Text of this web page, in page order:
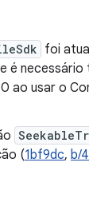
foi
é
ao usar o
(1bf9dc, b/